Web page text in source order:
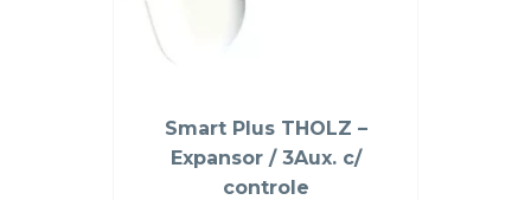
Smart Plus THOLZ –
Expansor / 3Aux. c/
controle